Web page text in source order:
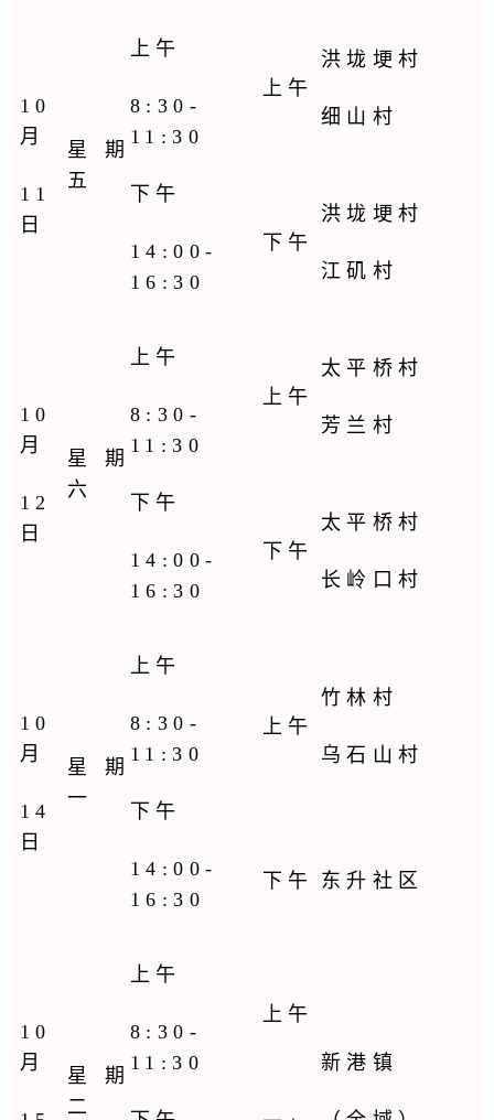
10
月
11
日
星期
五
上午
8:30-
11:30
下午
14:00-
16:30
上午
洪垅埂村
细山村
下午
洪垅埂村
江矶村
10
月
12
日
星期
六
上午
8:30-
11:30
下午
14:00-
16:30
上午
太平桥村
芳兰村
下午
太平桥村
长岭口村
10
月
14
日
星期
一
上午
8:30-
11:30
下午
14:00-
16:30
上午
竹林村
乌石山村
下午 东升社区
10
月
星期
二
上午
8:30-
11:30
上午
新港镇